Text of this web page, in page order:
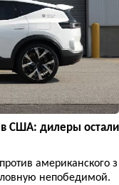
в США: дилеры остали
американского з
непобедимой.